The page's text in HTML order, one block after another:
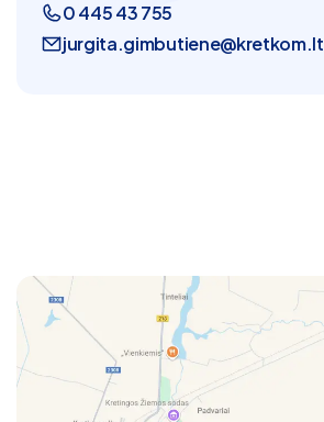
0 445 43 755
jurgita.gimbutiene@kretkom.lt